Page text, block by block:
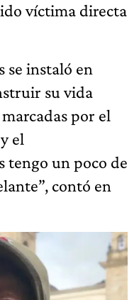
víctima directa
se instaló en
su vida
por el
el
tengo un poco de
contó en